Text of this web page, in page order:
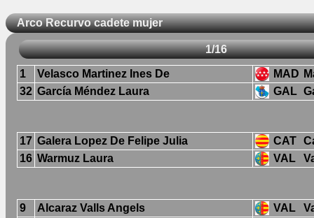
Arco Recurvo cadete mujer
1/16
1 Velasco Martinez Ines De MAD
32 García Méndez Laura GAL
17 Galera Lopez De Felipe Julia CAT
16 Warmuz Laura VAL
9 Alcaraz Valls Angels VAL